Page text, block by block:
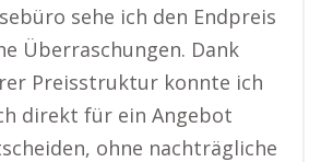
sehe ich den Endpreis
Überraschungen. Dank
Preisstruktur konnte ich
direkt für ein Angebot
ohne nachträgliche